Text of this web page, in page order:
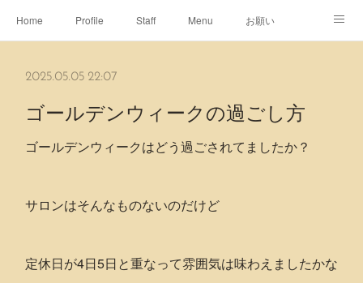
Home Profile Staff Menu お願い
2025.05.05 22:07
ゴールデンウィークの過ごし方
ゴールデンウィークはどう過ごされてましたか？
サロンはそんなものないのだけど
定休日が4日5日と重なって雰囲気は味わえましたかな